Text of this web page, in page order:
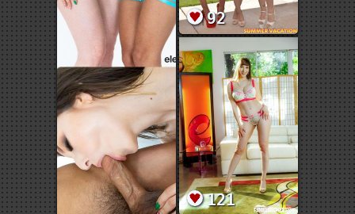
92
121